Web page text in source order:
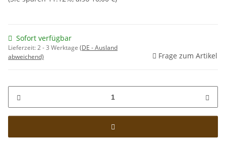
Sofort verfügbar
Lieferzeit:2 - 3 Werktage (DE - Ausland
abweichend)
Frage zum Artikel